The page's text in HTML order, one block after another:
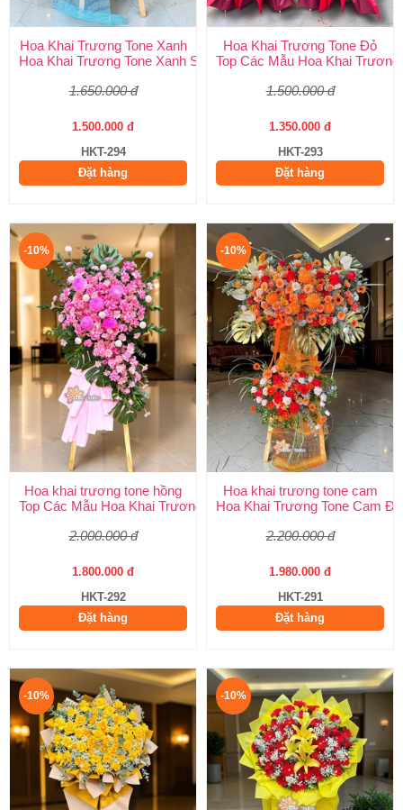
Hoa Khai Trương Tone Xanh
Hoa Khai Trương Tone Xanh Sang Trọng, Độc Đáo | Shop Hoa
1.650.000 đ
1.500.000 đ
HKT-294
Đặt hàng
Hoa Khai Trương Tone Đỏ
Top Các Mẫu Hoa Khai
1.500.000 đ
1.350.000 đ
HKT-293
Đặt hàng
-10%
Hoa khai trương tone hồng
Top Các Mẫu Hoa Khai Trương Tone Hồng Đẹp, Sang Trọng,
2.000.000 đ
1.800.000 đ
HKT-292
Đặt hàng
-10%
Hoa khai trương tone cam
Hoa Khai Trương Tone Cam
2.200.000 đ
1.980.000 đ
HKT-291
Đặt hàng
-10% -10%